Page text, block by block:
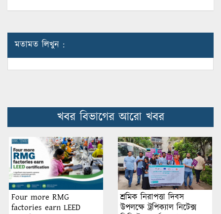
মতামত লিখুন :
খবর বিভাগের আরো খবর
Four more RMG
factories earn LEED
শ্রমিক নিরাপত্তা দিবস
উপলক্ষে ট্রপিক্যাল নিটেক্স